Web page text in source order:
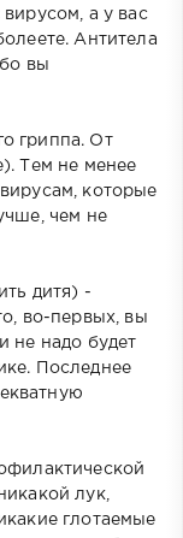
а у вас
Антитела
вы
гриппа. От
Тем не менее
которые
чем не
дитя) -
во-первых, вы
не надо будет
Последнее
лук,
глотаемые